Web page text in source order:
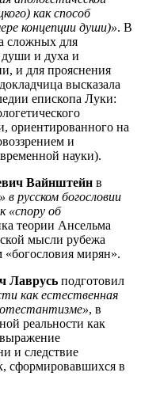
как способ
концепции души)». В
сложных для
души и духа и
и для прояснения
высказала
епископа Луки:
ориентированного на
и
науки).
Вайнштейн в
русском богословии
«спору об
теории Ансельма
мысли рубежа
«богословия мирян».
Лаврусь подготовил
как естественная
, в
реальности как
выражение
и следствие
сформировавшихся в